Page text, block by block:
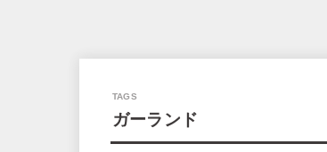
ガーランド